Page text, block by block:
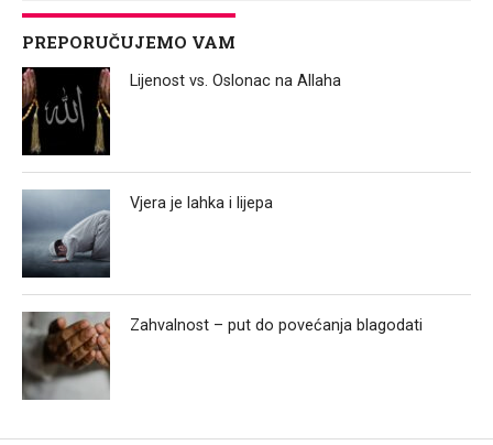
PREPORUČUJEMO VAM
Lijenost vs. Oslonac na Allaha
Vjera je lahka i lijepa
Zahvalnost – put do povećanja blagodati